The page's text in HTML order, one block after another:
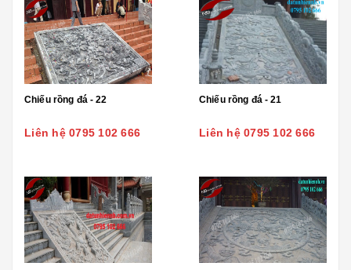
Chiếu rồng đá - 22
Liên hệ 0795 102 666
Chiếu rồng đá - 21
Liên hệ 0795 102 666